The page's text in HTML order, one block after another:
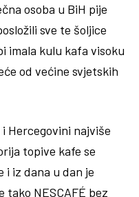
osoba u BiH pije
sve te šoljice
imala kulu kafa visoku
od većine svjetskih
Hercegovini najviše
topive kafe se
i iz dana u dan je
NESCAFÉ bez